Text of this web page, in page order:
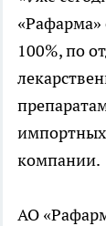
«Рафарма»
100%, по
импортных
компании.
АО